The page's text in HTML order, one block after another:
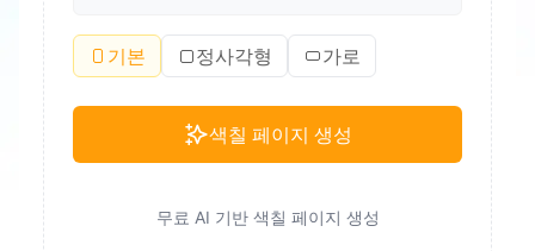
기본 정사각형 가로
색칠 페이지 생성
무료 AI 기반 색칠 페이지 생성